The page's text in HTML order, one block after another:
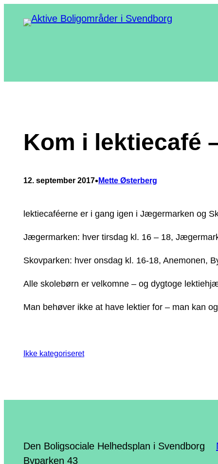
Kom i lektiecafé
12. september 2017•Mette Østerberg
lektiecaféerne er i gang igen i Jægermarken og
Jægermarken: hver tirsdag kl. 16 – 18,
Skovparken: hver onsdag kl. 16-18, Anemonen,
Alle skolebørn er velkomne – og dygtoge
Man behøver ikke at have lektier for – man kan
Ikke kategoriseret
Den Boligsociale Helhedsplan i Svendborg
Byparken 43